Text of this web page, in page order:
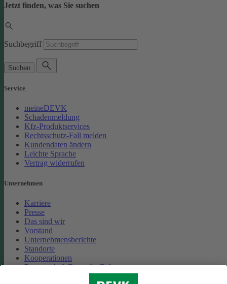
Jetzt finden, was Sie suchen
Suchbegriff
Suchen
Service
meineDEVK
Schadenmeldung
Kfz-Produktservices
Rechtsschutz-Fall melden
Kundendaten ändern
Leichte Sprache
Vertrag widerrufen
Unternehmen
Karriere
Presse
Das sind wir
Vorstand
Unternehmensberichte
Standorte
Kooperationen
Partnerschaft Deutsche Bahn